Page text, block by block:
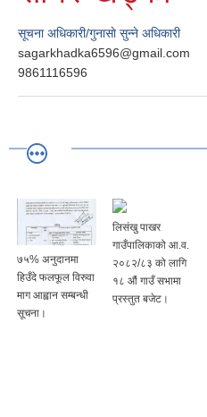
सूचना अधिकारी/गुनासाे सुन्ने अधिकारी
sagarkhadka6596@gmail.com
9861116596
७५% अनुदानमा
हिउँदे फलफूल विरुवा
माग आह्वान सम्बन्धी
सूचना।
लिसंखु पाखर
गाउँपालिकाको आ.व.
२०८२/८३ को लागि
१८ औं गाउँ सभामा
प्रस्तुत बजेट।